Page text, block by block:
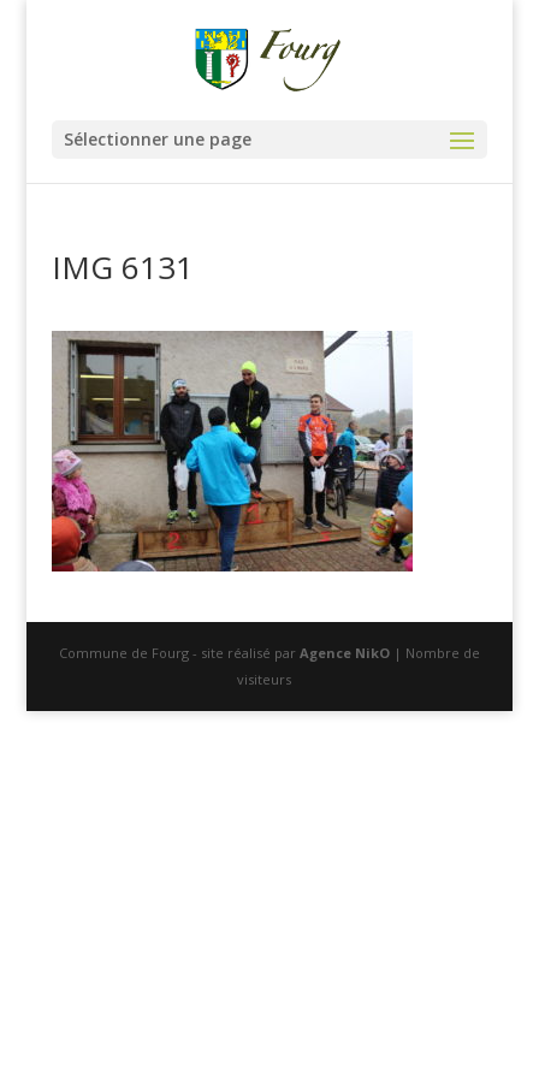
Sélectionner une page
IMG 6131
Commune de Fourg - site réalisé par Agence NikO| Nombre de
visiteurs